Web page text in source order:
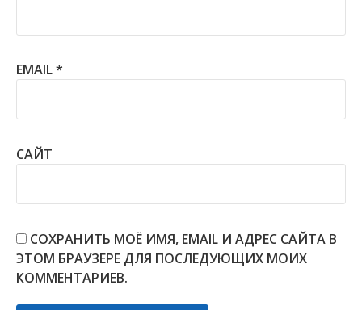
EMAIL*
САЙТ
СОХРАНИТЬ МОЁ ИМЯ, EMAIL И АДРЕС САЙТА В
ЭТОМ БРАУЗЕРЕ ДЛЯ ПОСЛЕДУЮЩИХ МОИХ
КОММЕНТАРИЕВ.